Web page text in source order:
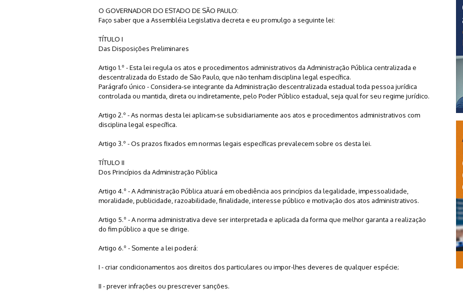
O GOVERNADOR DO ESTADO DE SÃO PAULO:
Faço saber que a Assembléia Legislativa decreta e eu promulgo a seguinte lei:
TÍTULO I
Das Disposições Preliminares
Artigo 1.º - Esta lei regula os atos e procedimentos administrativos da Administração Pública centralizada e
descentralizada do Estado de São Paulo, que não tenham disciplina legal específica.
Parágrafo único - Considera-se integrante da Administração descentralizada estadual toda pessoa jurídica
controlada ou mantida, direta ou indiretamente, pelo Poder Público estadual, seja qual for seu regime jurídico.
Artigo 2.º - As normas desta lei aplicam-se subsidiariamente aos atos e procedimentos administrativos com
disciplina legal específica.
Artigo 3.º - Os prazos fixados em normas legais específicas prevalecem sobre os desta lei.
TÍTULO II
Dos Princípios da Administração Pública
Artigo 4.º - A Administração Pública atuará em obediência aos princípios da legalidade, impessoalidade,
moralidade, publicidade, razoabilidade, finalidade, interesse público e motivação dos atos administrativos.
Artigo 5.º - A norma administrativa deve ser interpretada e aplicada da forma que melhor garanta a realização
do fim público a que se dirige.
Artigo 6.º - Somente a lei poderá:
I - criar condicionamentos aos direitos dos particulares ou impor-lhes deveres de qualquer espécie;
II - prever infrações ou prescrever sanções.